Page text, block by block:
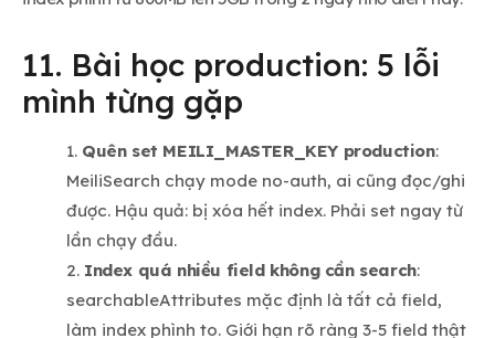
11. Bài học production: 5 lỗi
mình từng gặp
Quên set MEILI_MASTER_KEY production:
MeiliSearch chạy mode no-auth, ai cũng đọc/ghi
được. Hậu quả: bị xóa hết index. Phải set ngay từ
lần chạy đầu.
Index quá nhiều field không cần search:
searchableAttributes mặc định là tất cả field,
làm index phình to. Giới hạn rõ ràng 3-5 field thật